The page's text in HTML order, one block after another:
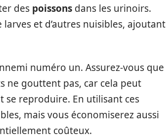
des poissons dans les urinoirs.
et d’autres nuisibles, ajoutant
numéro un. Assurez-vous que
ne gouttent pas, car cela peut
se reproduire. En utilisant ces
mais vous économiserez aussi
coûteux.